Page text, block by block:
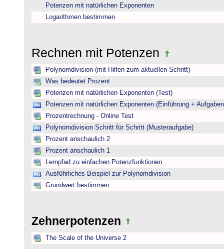
Potenzen mit natürlichen Exponenten
Logarithmen bestimmen
Rechnen mit Potenzen
Polynomdivision (mit Hilfen zum aktuellen Schritt)
Was bedeutet Prozent
Potenzen mit natürlichen Exponenten (Test)
Potenzen mit natürlichen Exponenten (Einführung +
Prozentrechnung - Online Test
Polynomdivision Schritt für Schritt (Musteraufgabe)
Prozent anschaulich 2
Prozent anschaulich 1
Lernpfad zu einfachen Potenzfunktionen
Ausführliches Beispiel zur Polynomdivision
Grundwert bestimmen
Zehnerpotenzen
The Scale of the Universe 2